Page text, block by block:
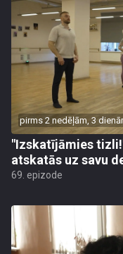
pirms 2 nedēļām, 3
"Izskatījāmies
atskatās uz savu
69. epizode